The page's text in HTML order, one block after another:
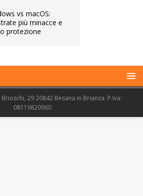
vs macOS:
più minacce e
protezione
29 20842 Besana in Brianza. P.Iva:
08119820960